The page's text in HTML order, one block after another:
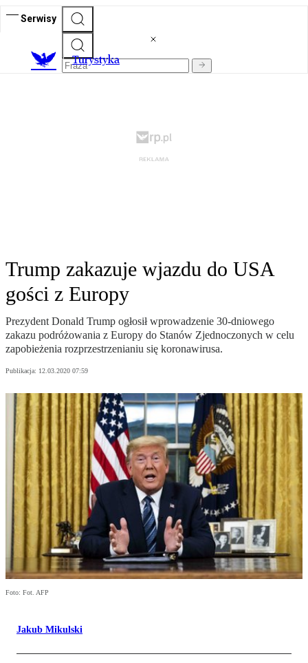
Serwisy
Turystyka
Trump zakazuje wjazdu do USA
gości z Europy
Prezydent Donald Trump ogłosił wprowadzenie 30-dniowego
zakazu podróżowania z Europy do Stanów Zjednoczonych w celu
zapobieżenia rozprzestrzenianiu się koronawirusa.
Publikacja: 12.03.2020 07:59
Foto: Fot. AFP
Jakub Mikulski